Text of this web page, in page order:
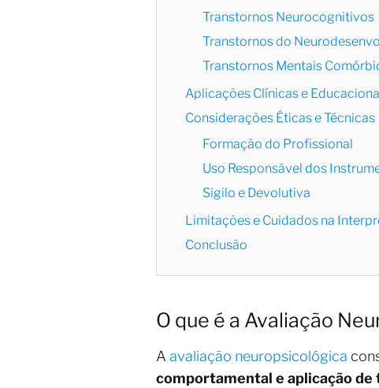
Transtornos Neurocognitivos
Transtornos do
Transtornos Mentais
Aplicações Clínicas e
Considerações Éticas e Técnicas
Formação do Profissional
Uso Responsável dos
Sigilo e Devolutiva
Limitações e Cuidados na
Conclusão
O que é a Avaliação
A avaliação neuropsicológica
comportamental e aplicação